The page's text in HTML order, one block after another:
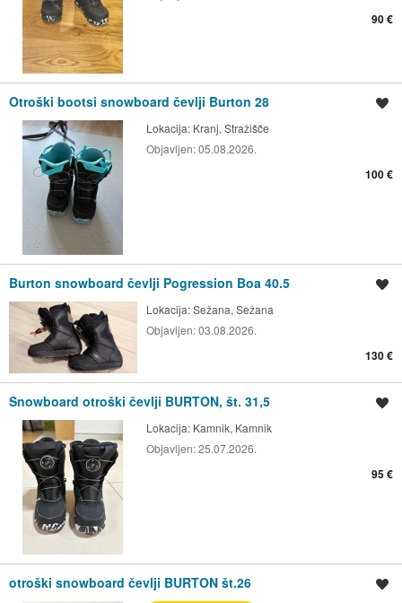
90 €
Otroški bootsi snowboard čevlji Burton 28
Lokacija: Kranj, Stražišče
Objavljen:05.08.2026.
100 €
Burton snowboard čevlji Pogression Boa 40.5
Lokacija:Sežana, Sežana
Objavljen:03.08.2026.
130 €
Snowboard otroški čevlji BURTON, št. 31,5
Lokacija: Kamnik, Kamnik
Objavljen:25.07.2026.
95 €
otroški snowboard čevlji BURTON št.26